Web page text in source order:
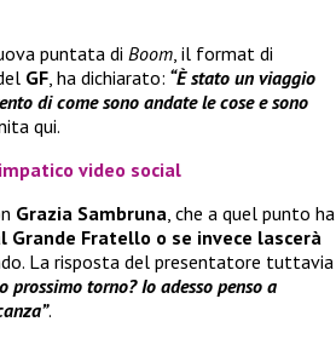
puntata di Boom, il format di
GF, ha dichiarato: “È stato un viaggio
di come sono andate le cose e sono
qui.
video social
Grazia Sambruna, che a quel punto ha
Fratello o se invece lascerà
La risposta del presentatore tuttavia
prossimo torno? Io adesso penso a
.